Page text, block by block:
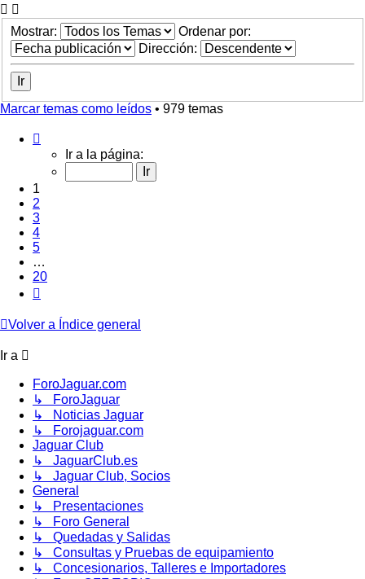
Mostrar:
Ordenar por:
Dirección:
Marcar temas como leídos • 979 temas
Ir a la página:
1
2
3
4
5
…
20
Volver a Índice general
Ir a
ForoJaguar.com
↳ ForoJaguar
↳ Noticias Jaguar
↳ Forojaguar.com
Jaguar Club
↳ JaguarClub.es
↳ Jaguar Club, Socios
General
↳ Presentaciones
↳ Foro General
↳ Quedadas y Salidas
↳ Consultas y Pruebas de equipamiento
↳ Concesionarios, Talleres e Importadores